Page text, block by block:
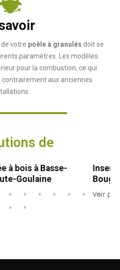
de votre poêle à granulés doit se
paramètres. Les modèles
pour la combustion, ce qui
aux anciennes
de
à bois à
Voir